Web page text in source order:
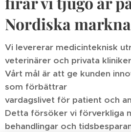
Nordiska
Vi levererar medicinteknisk
veterinärer och privata
Vårt mål är att ge kunden
som förbättrar
vardagslivet för patient och
Detta försöker vi förverkliga
behandlingar och